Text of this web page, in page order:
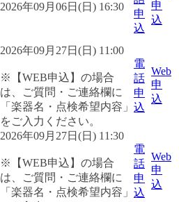
2026年09月06日(日) 16:30
申
込
申
込
2026年09月27日(日) 11:00
※【WEB申込】の場合
は、ご質問・ご連絡欄に
「楽器名・点検希望内容」
をご入力ください。
電
話
申
込
Web
申
込
2026年09月27日(日) 11:30
※【WEB申込】の場合
は、ご質問・ご連絡欄に
「楽器名・点検希望内容」
電
話
申
込
Web
申
込